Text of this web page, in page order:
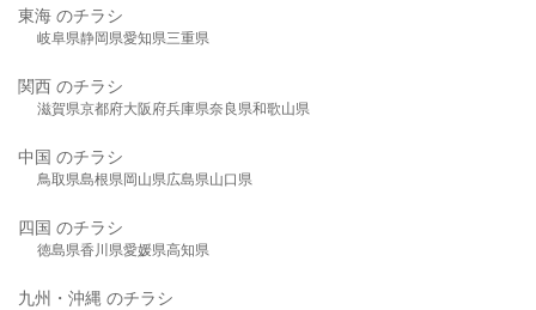
東海 のチラシ
岐阜県静岡県愛知県三重県
関西 のチラシ
滋賀県京都府大阪府兵庫県奈良県和歌山県
中国 のチラシ
鳥取県島根県岡山県広島県山口県
四国 のチラシ
徳島県香川県愛媛県高知県
九州・沖縄 のチラシ